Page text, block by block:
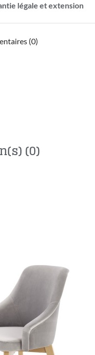
légale et extension
(0)
(0)